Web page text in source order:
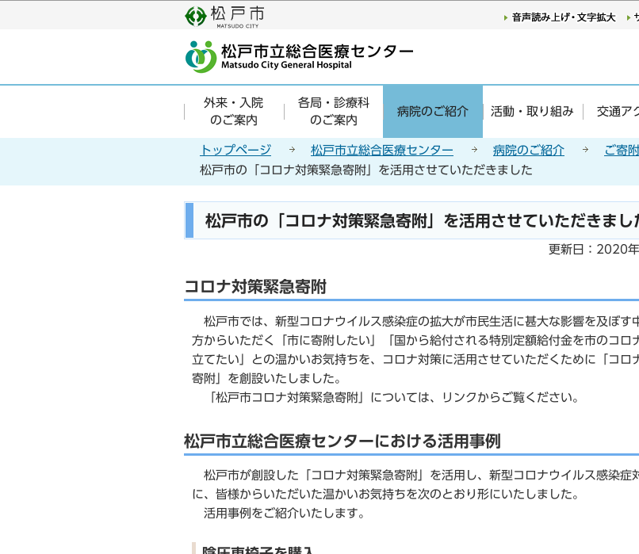
ジ
このページの本文へ移動
外来・入院
のご案内
各局・診療科
のご案内
病院のご紹介 活動・取り組み 交通ア
トップページ 松戸市立総合医療センター 病院のご紹介
ご寄
松戸市の「コロナ対策緊急寄附」を活用させていただきました
か
松戸市の「コロナ対策緊急寄附」を活用させていただきまし
更新日：2020
コロナ対策緊急寄附
松戸市では、新型コロナウイルス感染症の拡大が市民生活に甚大な影響を及ぼす
方からいただく「市に寄附したい」「国から給付される特別定額給付金を市のコロ
立てたい」との温かいお気持ちを、コロナ対策に活用させていただくために「コロ
寄附」を創設いたしました。
「松戸市コロナ対策緊急寄附」については、リンクからご覧ください。
松戸市立総合医療センターにおける活用事例
松戸市が創設した「コロナ対策緊急寄附」を活用し、新型コロナウイルス感染症
に、皆様からいただいた温かいお気持ちを次のとおり形にいたしました。
活用事例をご紹介いたします。